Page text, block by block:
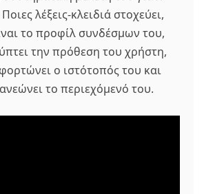
λέξεις-κλειδιά στοχεύει,
το προφίλ συνδέσμων του,
την πρόθεση του χρήστη,
ο ιστότοπός του και
το περιεχόμενό του.